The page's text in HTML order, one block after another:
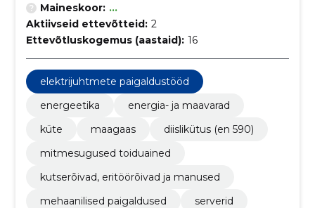
Maineskoor: ...
Aktiivseid ettevõtteid: 2
Ettevõtluskogemus (aastaid): 16
elektrijuhtmete paigaldustööd
energeetika
energia- ja maavarad
küte
maagaas
diislikütus (en 590)
mitmesugused toiduained
kutserõivad, eritöörõivad ja manused
mehaanilised paigaldused
serverid